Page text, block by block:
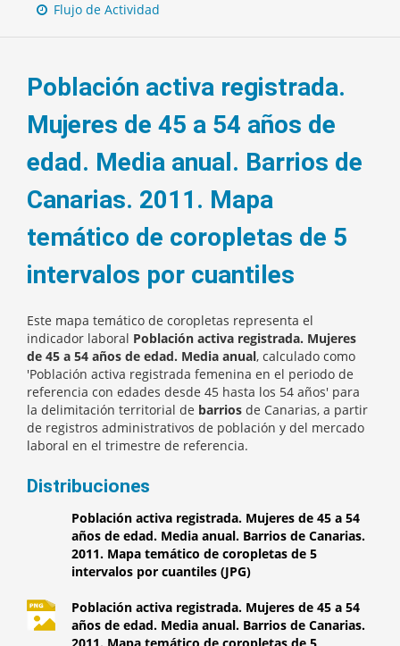
Flujo de Actividad
Población activa registrada.
Mujeres de 45 a 54 años de
edad. Media anual. Barrios de
Canarias. 2011. Mapa
temático de coropletas de 5
intervalos por cuantiles
Este mapa temático de coropletas representa el
indicador laboral Población activa registrada. Mujeres
de 45 a 54 años de edad. Media anual, calculado como
'Población activa registrada femenina en el periodo de
referencia con edades desde 45 hasta los 54 años' para
la delimitación territorial de barrios de Canarias, a partir
de registros administrativos de población y del mercado
laboral en el trimestre de referencia.
Distribuciones
Población activa registrada. Mujeres de 45 a 54
años de edad. Media anual. Barrios de Canarias.
2011. Mapa temático de coropletas de 5
intervalos por cuantiles (JPG)
Población activa registrada. Mujeres de 45 a 54
años de edad. Media anual. Barrios de Canarias.